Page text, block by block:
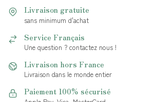
Livraison gratuite
sans minimum d'achat
Service Français
Une question ? contactez nous !
Livraison hors France
Livraison dans le monde entier
Paiement 100% sécurisé